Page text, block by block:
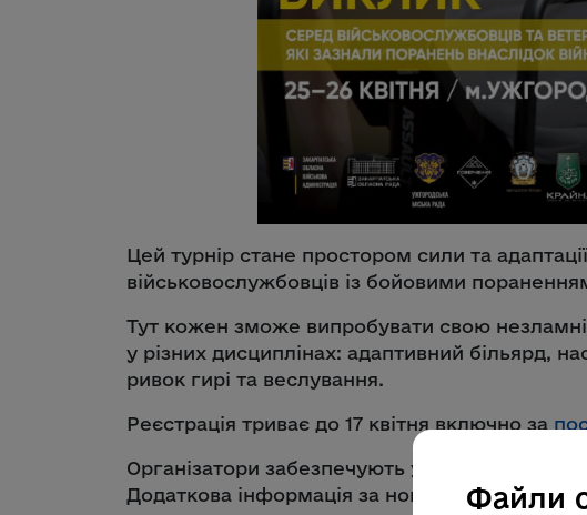
Цей турнір стане простором сили та
військовослужбовців із бойовими
Тут кожен зможе випробувати свою
у різних дисциплінах: адаптивний більярд,
ривок гирі та веслування.
Реєстрація триває до 17 квітня включно за
Організатори забезпечують учасників
Додаткова інформація за номером: +380 98
Файли